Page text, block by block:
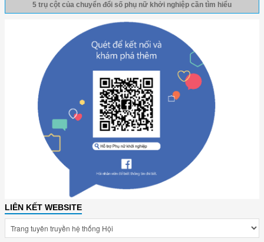
5 trụ cột của chuyển đổi số phụ nữ khởi nghiệp cần tìm hiểu
LIÊN KẾT WEBSITE